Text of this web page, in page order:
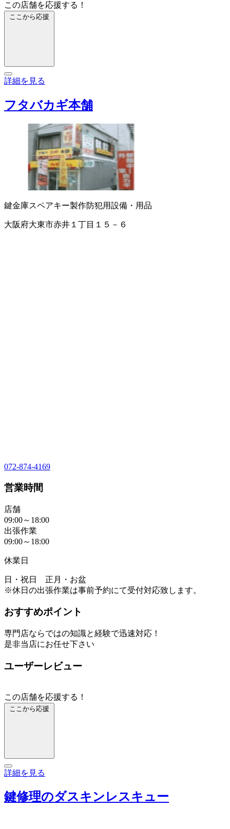
この店舗を応援する！
ここから応援
詳細を見る
フタバカギ本舗
鍵金庫スペアキー製作防犯用設備・用品
大阪府大東市赤井１丁目１５－６
072-874-4169
営業時間
店舗
09:00～18:00
出張作業
09:00～18:00
休業日
日・祝日 正月・お盆
※休日の出張作業は事前予約にて受付対応致します。
おすすめポイント
専門店ならではの知識と経験で迅速対応！
是非当店にお任せ下さい
ユーザーレビュー
この店舗を応援する！
ここから応援
詳細を見る
鍵修理のダスキンレスキュー